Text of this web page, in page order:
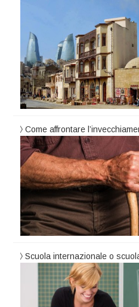
Come affrontare
Scuola internazionale o